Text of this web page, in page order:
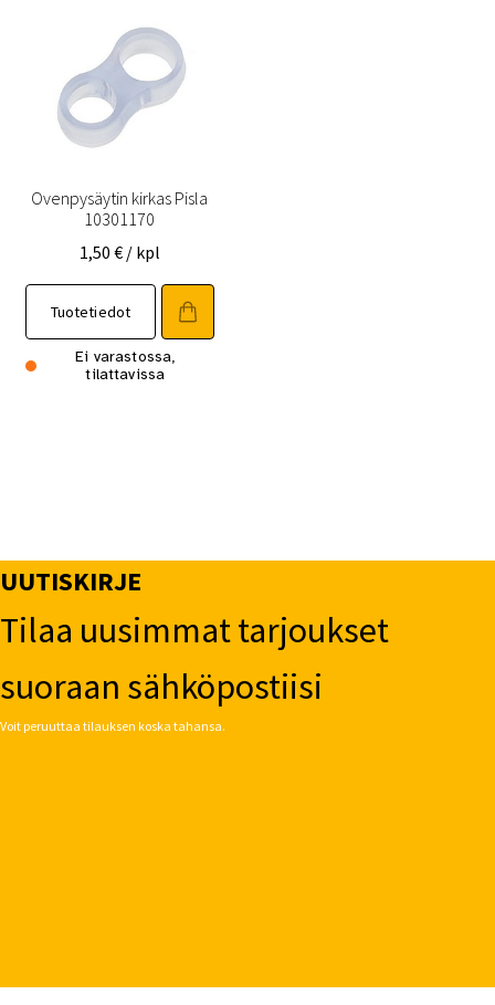
Ovenpysäytin kirkas Pisla
10301170
1,50 € / kpl
Tuotetiedot
Ei varastossa,
tilattavissa
UUTISKIRJE
Tilaa uusimmat tarjoukset
suoraan sähköpostiisi
Voit peruuttaa tilauksen koska tahansa.